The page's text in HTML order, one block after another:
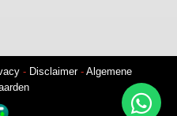
- Disclaimer - Algemene